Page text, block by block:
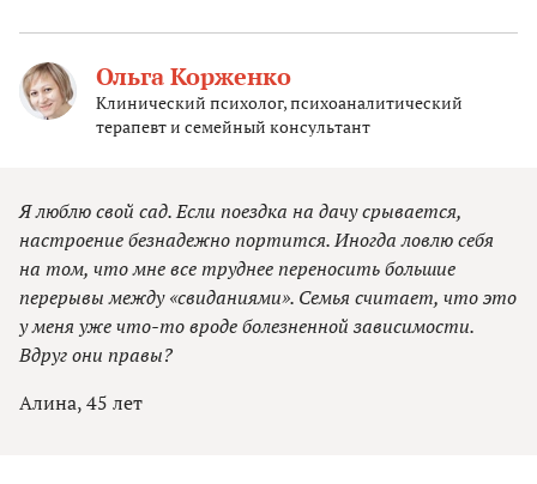
Ольга Корженко
Клинический психолог, психоаналитический
терапевт и семейный консультант
Я люблю свой сад. Если поездка на дачу срывается,
настроение безнадежно портится. Иногда ловлю себя
на том, что мне все труднее переносить большие
перерывы между «свиданиями». Семья считает, что это
у меня уже что-то вроде болезненной зависимости.
Вдруг они правы?
Алина, 45 лет